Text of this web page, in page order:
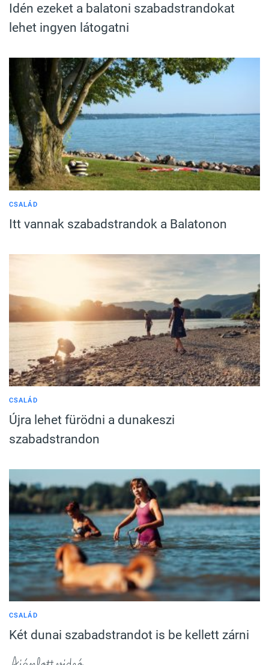
Idén ezeket a balatoni szabadstrandokat
lehet ingyen látogatni
CSALÁD
Itt vannak szabadstrandok a Balatonon
CSALÁD
Újra lehet fürödni a dunakeszi
szabadstrandon
CSALÁD
Két dunai szabadstrandot is be kellett zárni